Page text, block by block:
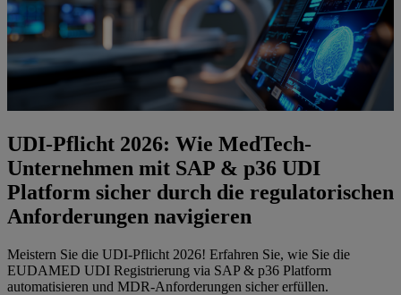
UDI-Pflicht 2026: Wie MedTech-
Unternehmen mit SAP & p36 UDI
Platform sicher durch die regulatorischen
Anforderungen navigieren
Meistern Sie die UDI-Pflicht 2026! Erfahren Sie, wie Sie die
EUDAMED UDI Registrierung via SAP & p36 Platform
automatisieren und MDR-Anforderungen sicher erfüllen.